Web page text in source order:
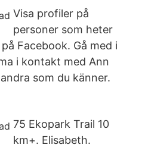
Visa profiler på
personer som heter
Facebook. Gå med i
i kontakt med Ann
som du känner.
75 Ekopark Trail 10
km+. Elisabeth.